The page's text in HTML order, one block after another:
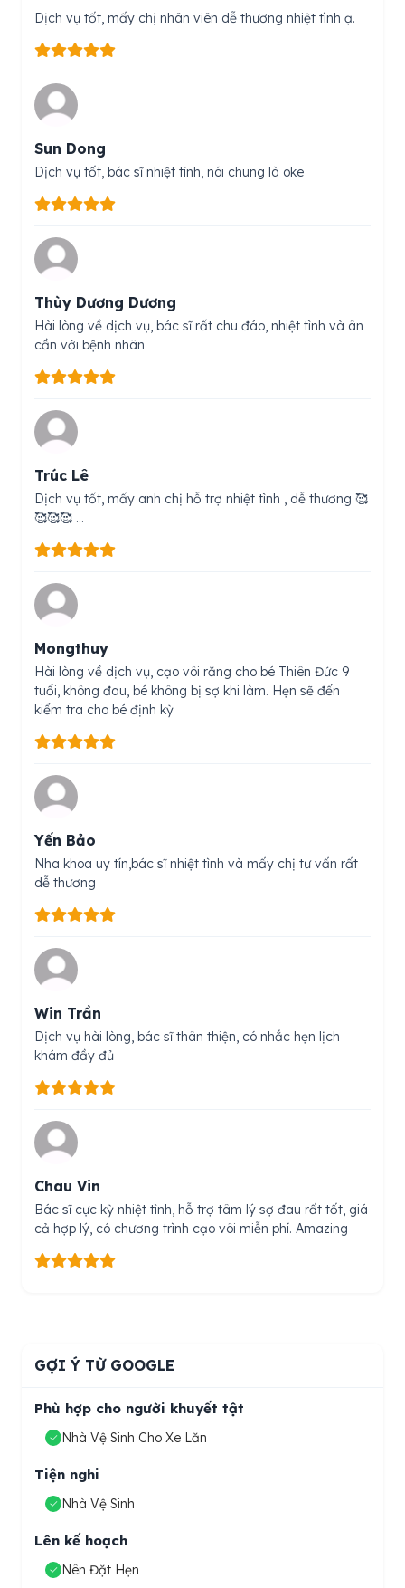
Dịch vụ tốt, mấy chị nhân viên dễ thương nhiệt tình ạ.
Sun Dong
Dịch vụ tốt, bác sĩ nhiệt tình, nói chung là oke
Thùy Dương Dương
Hài lòng về dịch vụ, bác sĩ rất chu đáo, nhiệt tình và ân
cần với bệnh nhân
Trúc Lê
Dịch vụ tốt, mấy anh chị hỗ trợ nhiệt tình , dễ thương 🥰
🥰🥰🥰 …
Mongthuy
Hài lòng về dịch vụ, cạo vôi răng cho bé Thiên Đức 9
tuổi, không đau, bé không bị sợ khi làm. Hẹn sẽ đến
kiểm tra cho bé định kỳ
Yến Bảo
Nha khoa uy tín,bác sĩ nhiệt tình và mấy chị tư vấn rất
dễ thương
Win Trần
Dịch vụ hài lòng, bác sĩ thân thiện, có nhắc hẹn lịch
khám đầy đủ
Chau Vin
Bác sĩ cực kỳ nhiệt tình, hỗ trợ tâm lý sợ đau rất tốt, giá
cả hợp lý, có chương trình cạo vôi miễn phí. Amazing
GỢI Ý TỪ GOOGLE
Phù hợp cho người khuyết tật
Nhà Vệ Sinh Cho Xe Lăn
Tiện nghi
Nhà Vệ Sinh
Lên kế hoạch
Nên Đặt Hẹn